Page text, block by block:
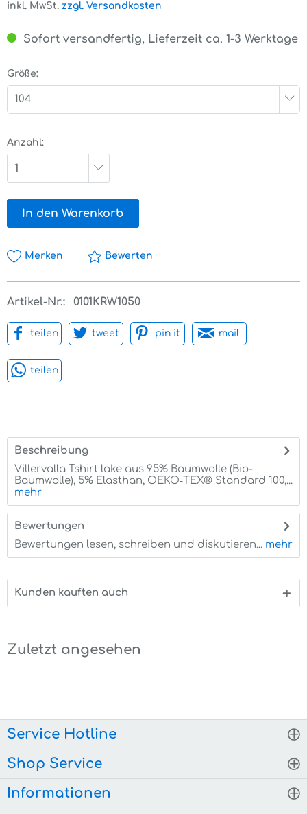
inkl. MwSt. zzgl. Versandkosten
Sofort versandfertig, Lieferzeit ca. 1-3 Werktage
Größe:
104
Anzahl:
1
In den Warenkorb
Merken Bewerten
Artikel-Nr.: 0101KRW1050
teilen tweet pin it mail
teilen
Beschreibung
Villervalla Tshirt lake aus 95% Baumwolle (Bio-
Baumwolle), 5% Elasthan, OEKO‑TEX® Standard 100,...
mehr
Bewertungen
Bewertungen lesen, schreiben und diskutieren... mehr
Kunden kauften auch
Zuletzt angesehen
Service Hotline
Shop Service
Informationen